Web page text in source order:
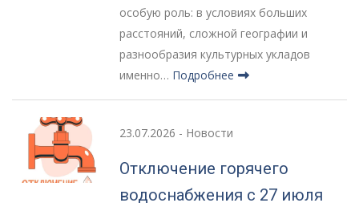
особую роль: в условиях больших
расстояний, сложной географии и
разнообразия культурных укладов
именно… Подробнее
23.07.2026 - Новости
Отключение горячего
водоснабжения с 27 июля